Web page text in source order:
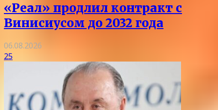
«Реал» продлил контракт с
Винисиусом до 2032 года
06.08.2026
25